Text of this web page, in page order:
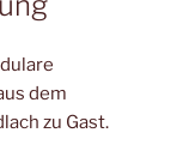
dem
zu Gast.